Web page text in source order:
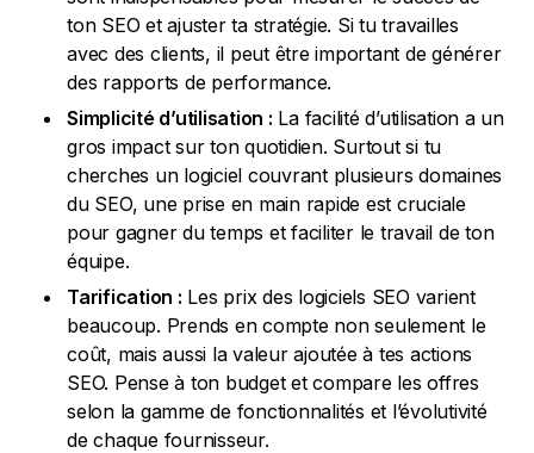
ton SEO et ajuster ta stratégie. Si tu travailles
avec des clients, il peut être important de générer
des rapports de performance.
Simplicité d’utilisation : La facilité d’utilisation a un
gros impact sur ton quotidien. Surtout si tu
cherches un logiciel couvrant plusieurs domaines
du SEO, une prise en main rapide est cruciale
pour gagner du temps et faciliter le travail de ton
équipe.
Tarification : Les prix des logiciels SEO varient
beaucoup. Prends en compte non seulement le
coût, mais aussi la valeur ajoutée à tes actions
SEO. Pense à ton budget et compare les offres
selon la gamme de fonctionnalités et l’évolutivité
de chaque fournisseur.